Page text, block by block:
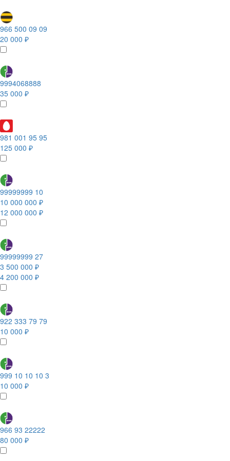
966 500 09 09
20 000 ₽
9994068888
35 000 ₽
981 001 95 95
125 000 ₽
99999999 10
10 000 000 ₽
12 000 000 ₽
99999999 27
3 500 000 ₽
4 200 000 ₽
922 333 79 79
10 000 ₽
999 10 10 10 3
10 000 ₽
966 93 22222
80 000 ₽